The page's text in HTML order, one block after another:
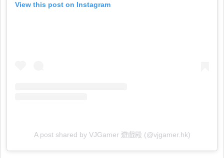
View this post on Instagram
A post shared by VJGamer 遊戲殿 (@vjgamer.hk)